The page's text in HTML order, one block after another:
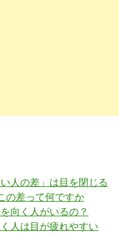
人の差」は目を閉じる
の差って何ですか
向く人がいるの？
人は目が疲れやすい